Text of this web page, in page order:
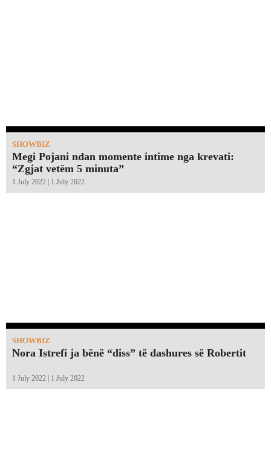
SHOWBIZ
Megi Pojani ndan momente intime nga krevati:
“Zgjat vetëm 5 minuta”￼
1 July 2022 | 1 July 2022
SHOWBIZ
Nora Istrefi ja bënë “diss” të dashures së Robertit
1 July 2022 | 1 July 2022